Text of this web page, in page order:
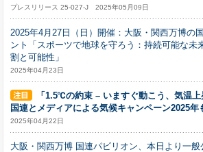
プレスリリース 25-027-J 2025年05月09日
2025年4月27日（日）開催：大阪・関西万博の
ント「スポーツで地球を守ろう：持続可能な未
割と可能性」
2025年04月23日
「1.5℃の約束 – いますぐ動こう、気温上
国連とメディアによる気候キャンペーン2025年
2025年04月22日
大阪・関西万博 国連パビリオン、本日より一般